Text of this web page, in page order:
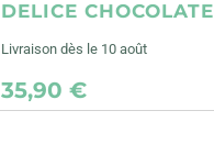
DELICE CHOCOLATE
Livraison dès le 10 août
35,90 €